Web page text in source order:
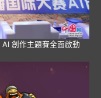
創作主題賽全面啟動